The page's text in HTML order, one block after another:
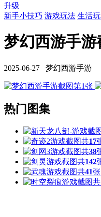
升级
新手小技巧 游戏玩法 生活
梦幻西游手游
2025-06-27 梦幻西游手游
热门图集
共17
共38
共142
共41张
共